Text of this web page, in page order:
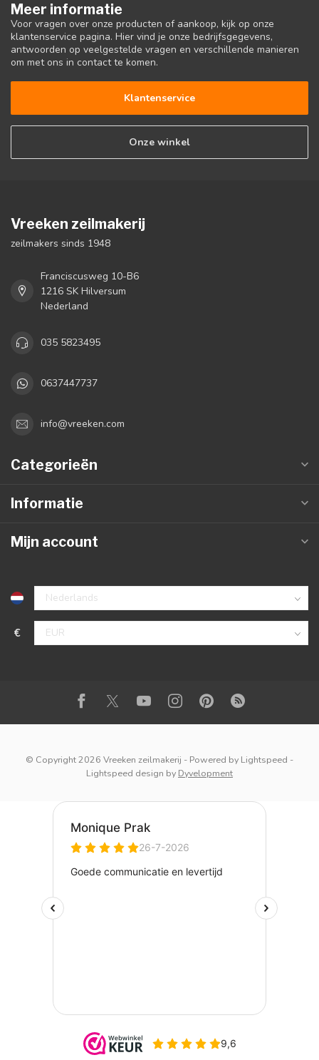
Meer informatie
Voor vragen over onze producten of aankoop, kijk op onze
klantenservice pagina. Hier vind je onze bedrijfsgegevens,
antwoorden op veelgestelde vragen en verschillende manieren
om met ons in contact te komen.
Klantenservice
Onze winkel
Vreeken zeilmakerij
zeilmakers sinds 1948
Franciscusweg 10-B6
1216 SK Hilversum
Nederland
035 5823495
0637447737
info@vreeken.com
Categorieën
Informatie
Mijn account
€
© Copyright 2026 Vreeken zeilmakerij - Powered by Lightspeed -
Lightspeed design by Dyvelopment